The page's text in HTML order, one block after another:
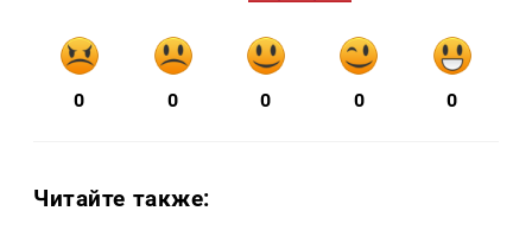
0 0 0 0 0
Читайте также: